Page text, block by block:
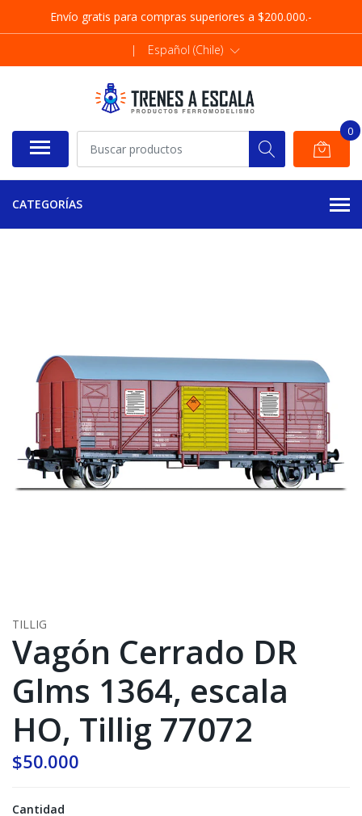
Envío gratis para compras superiores a $200.000.-
| Español (Chile)
0
CATEGORÍAS
TILLIG
Vagón Cerrado DR
Glms 1364, escala
HO, Tillig 77072
$50.000
Cantidad